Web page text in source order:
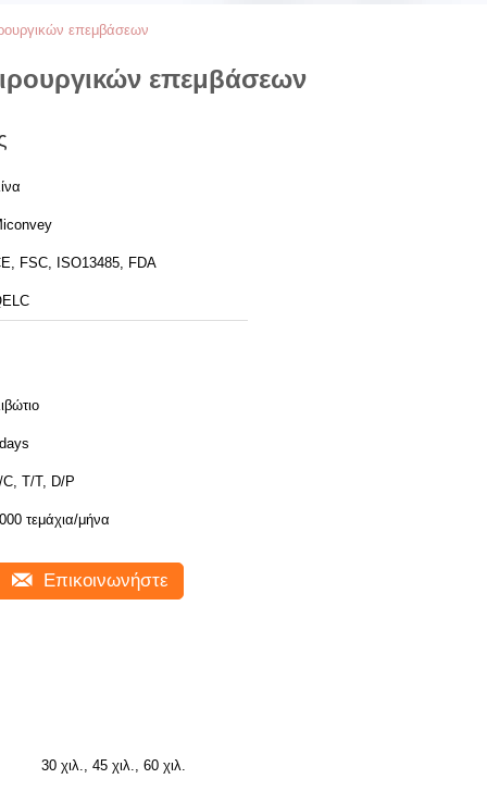
επεμβάσεων
επεμβάσεων
FSC, ISO13485, FDA
C, T/T, D/P
τεμάχια/μήνα
Επικοινωνήστε
30 χιλ., 45 χιλ., 60 χιλ.